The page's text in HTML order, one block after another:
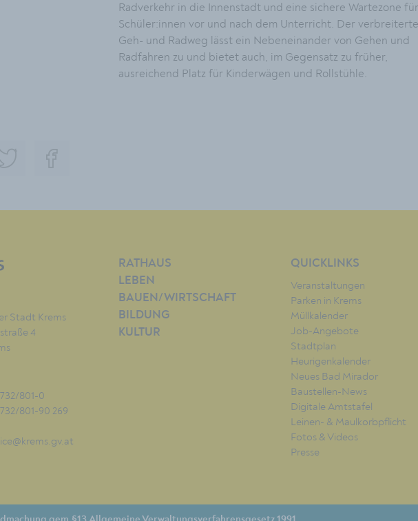
Radverkehr in die Innenstadt und eine sichere Wartezone für
Schüler:innen vor und nach dem Unterricht. Der verbreiterte
Geh- und Radweg lässt ein Nebeneinander von Gehen und
Radfahren zu und bietet auch, im Gegensatz zu früher,
ausreichend Platz für Kinderwägen und Rollstühle.
Stadt Krems
4
801-0
801-90 269
RATHAUS
LEBEN
BAUEN/WIRTSCHAFT
BILDUNG
KULTUR
QUICKLINKS
Veranstaltungen
Parken in Krems
Müllkalender
Job-Angebote
Stadtplan
Heurigenkalender
Neues Bad Mirador
Baustellen-News
Digitale Amtstafel
Leinen- & Maulkorbpflicht
Fotos & Videos
Presse